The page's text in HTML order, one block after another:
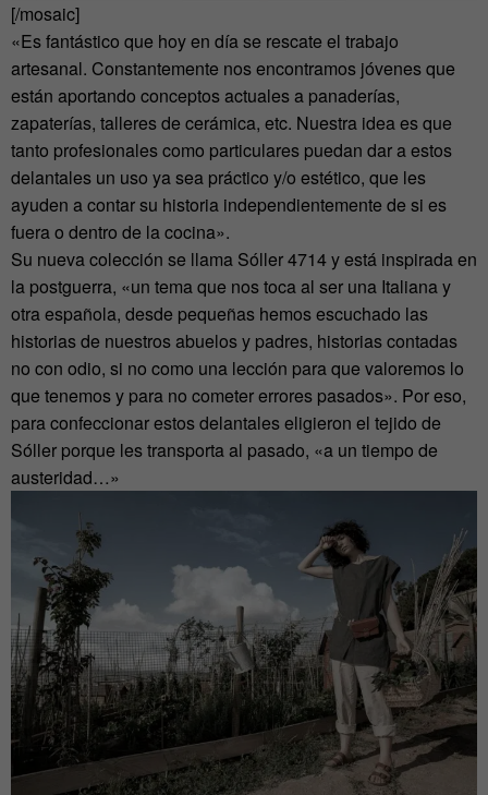
[/mosaic]
«Es fantástico que hoy en día se rescate el trabajo
artesanal. Constantemente nos encontramos jóvenes que
están aportando conceptos actuales a panaderías,
zapaterías, talleres de cerámica, etc. Nuestra idea es que
tanto profesionales como particulares puedan dar a estos
delantales un uso ya sea práctico y/o estético, que les
ayuden a contar su historia independientemente de si es
fuera o dentro de la cocina».
Su nueva colección se llama Sóller 4714 y está inspirada en
la postguerra, «un tema que nos toca al ser una Italiana y
otra española, desde pequeñas hemos escuchado las
historias de nuestros abuelos y padres, historias contadas
no con odio, si no como una lección para que valoremos lo
que tenemos y para no cometer errores pasados». Por eso,
para confeccionar estos delantales eligieron el tejido de
Sóller porque les transporta al pasado, «a un tiempo de
austeridad…»